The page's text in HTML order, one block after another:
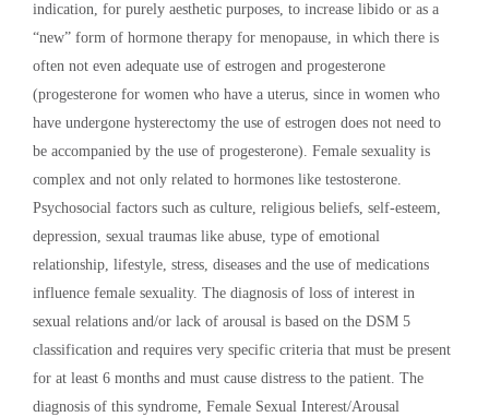
indication, for purely aesthetic purposes, to increase libido or as a
“new” form of hormone therapy for menopause, in which there is
often not even adequate use of estrogen and progesterone
(progesterone for women who have a uterus, since in women who
have undergone hysterectomy the use of estrogen does not need to
be accompanied by the use of progesterone). Female sexuality is
complex and not only related to hormones like testosterone.
Psychosocial factors such as culture, religious beliefs, self-esteem,
depression, sexual traumas like abuse, type of emotional
relationship, lifestyle, stress, diseases and the use of medications
influence female sexuality. The diagnosis of loss of interest in
sexual relations and/or lack of arousal is based on the DSM 5
classification and requires very specific criteria that must be present
for at least 6 months and must cause distress to the patient. The
diagnosis of this syndrome, Female Sexual Interest/Arousal